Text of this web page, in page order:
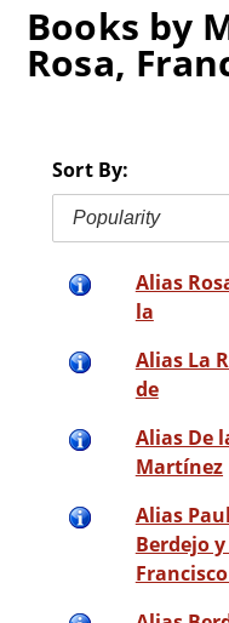
Books by
Rosa,
Sort By:
Popularity
Alias
la
Alias La
de
Alias De
Martínez
Alias
Berdejo